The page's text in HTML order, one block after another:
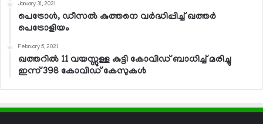
January 31, 2021
പെട്രോള്‍, ഡീസല്‍ കുത്തനെ വര്‍ദ്ധിപ്പിച്ച് ഖത്തര്‍
പെട്രോളിയം
February 5, 2021
ഖത്തറില്‍ 11 വയസ്സുള്ള കുട്ടി കോവിഡ് ബാധിച്ച് മരിച്ചു
ഇന്ന് 398 കോവിഡ് കേസുകള്‍